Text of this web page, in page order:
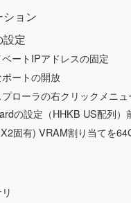
ョン
設定
ートIPアドレスの固定
ートの開放
ローラの右クリックメニ
の設定（HHKB US配列）
固有) VRAM割り当てを